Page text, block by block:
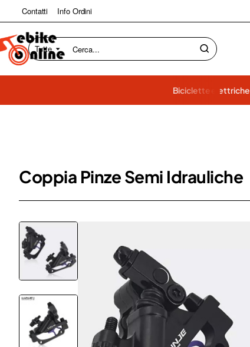
Contatti Info Ordini
Tutte
Cerca...
Biciclette elettriche
Coppia Pinze Semi Idrauliche